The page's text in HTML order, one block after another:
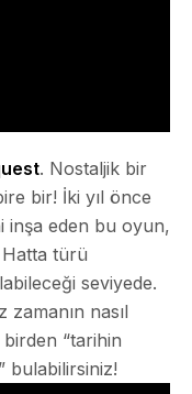
. Nostaljik bir
bir! İki yıl önce
inşa eden bu oyun,
Hatta türü
seviyede.
nasıl
birden “tarihin
bulabilirsiniz!